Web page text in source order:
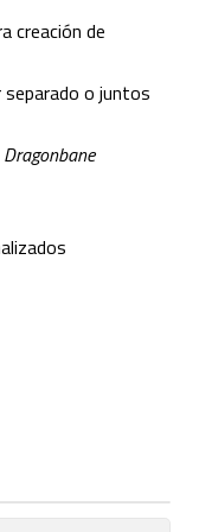
creación de
o juntos
Dragonbane